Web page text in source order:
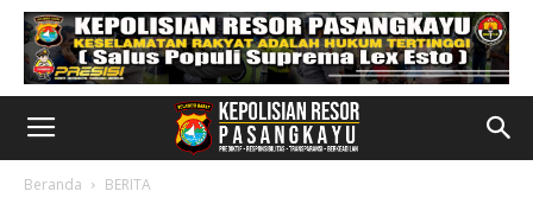
Beranda BERITA